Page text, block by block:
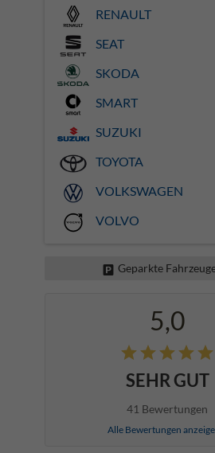
RENAULT
SEAT
SKODA
SMART
SUZUKI
TOYOTA
VOLKSWAGEN
VOLVO
Geparkte
5,0
SEHR GUT
41 Bewertungen
Alle Bewertungen